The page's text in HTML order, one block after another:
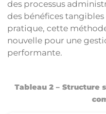
des processus
des bénéfices tangibles
pratique, cette
nouvelle pour une
performante.
Tableau 2 – Structure